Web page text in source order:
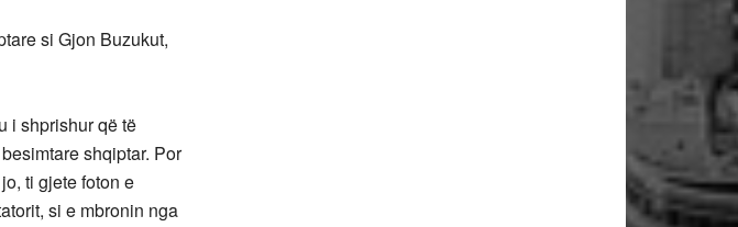
si Gjon Buzukut,
i shprishur që të
shqiptar. Por
ti gjete foton e
si e mbronin nga